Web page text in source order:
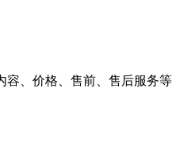
容、价格、售前、售后服务等